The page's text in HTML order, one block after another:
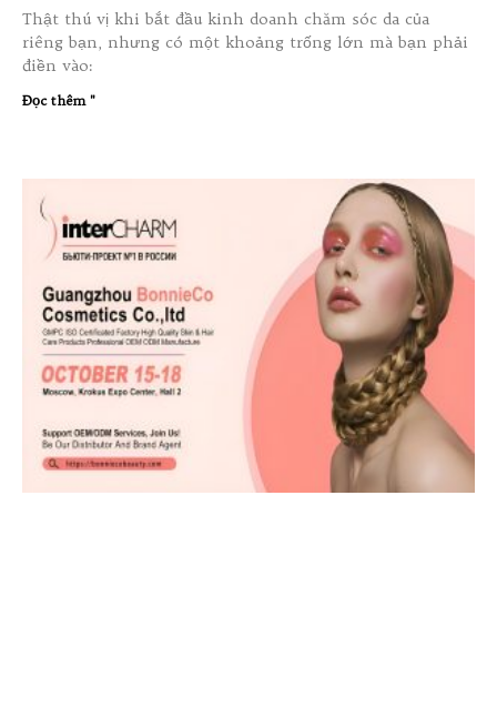
Thật thú vị khi bắt đầu kinh doanh chăm sóc da của
riêng bạn, nhưng có một khoảng trống lớn mà bạn phải
điền vào:
Đọc thêm "